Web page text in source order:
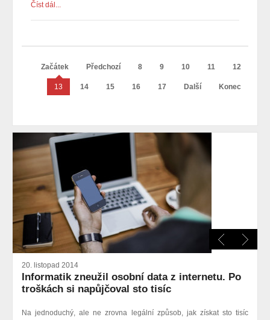
Číst dál...
Začátek Předchozí 8 9 10 11 12
13 14 15 16 17 Další Konec
20. listopad 2014
Informatik zneužil osobní data z internetu. Po
troškách si napůjčoval sto tisíc
Na jednoduchý, ale ne zrovna legální způsob, jak získat sto tisíc